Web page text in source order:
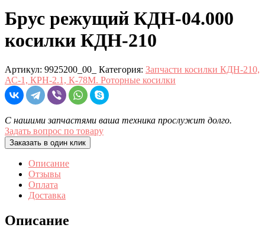
Брус режущий КДН-04.000
косилки КДН-210
Артикул: 9925200_00_ Категория: Запчасти косилки КДН-210,
АС-1, КРН-2.1, К-78М. Роторные косилки
С нашими запчастями ваша техника прослужит долго.
Задать вопрос по товару
Заказать в один клик
Описание
Отзывы
Оплата
Доставка
Описание